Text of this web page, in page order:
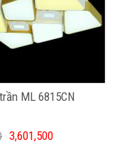
ML 6815CN
3,601,500